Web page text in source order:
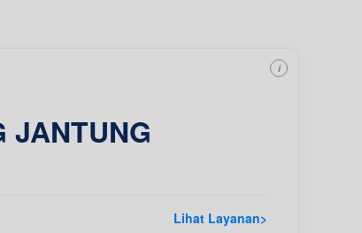
JANTUNG
Lihat Layanan>
i